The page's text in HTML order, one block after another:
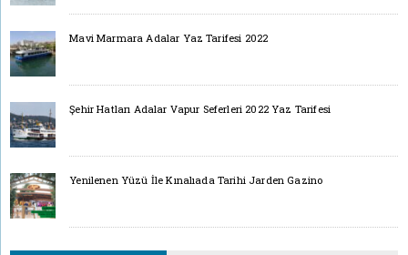
Mavi Marmara Adalar Yaz Tarifesi 2022
Şehir Hatları Adalar Vapur Seferleri 2022 Yaz Tarifesi
Yenilenen Yüzü İle Kınalıada Tarihi Jarden Gazino